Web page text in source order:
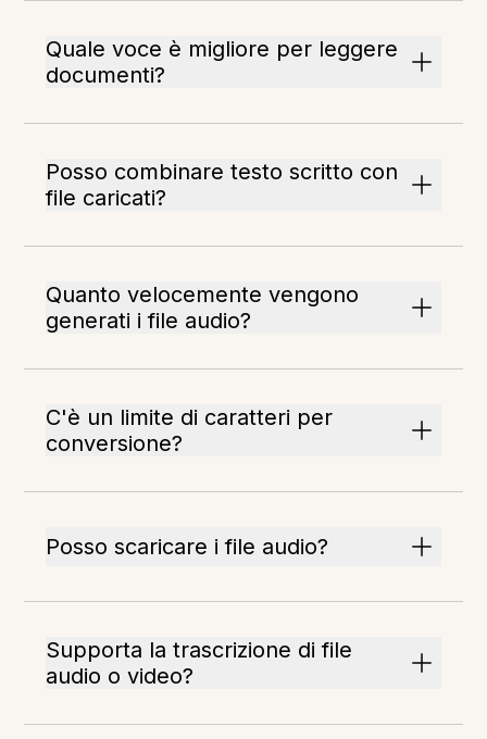
Quale voce è migliore per leggere
documenti?
Posso combinare testo scritto con
file caricati?
Quanto velocemente vengono
generati i file audio?
C'è un limite di caratteri per
conversione?
Posso scaricare i file audio?
Supporta la trascrizione di file
audio o video?